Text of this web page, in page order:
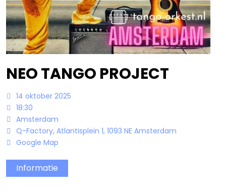
Bandowinkel
Orkest Project Muziekpakhuis
NEO TANGO PROJECT
14 oktober 2025
18:30
Amsterdam
Q-Factory, Atlantisplein 1, 1093 NE Amsterdam
Google Map
Informatie